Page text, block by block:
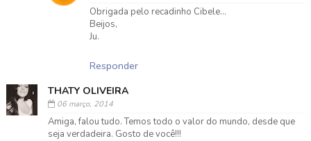
Obrigada pelo recadinho Cibele...
Beijos,
Ju.
Responder
THATY OLIVEIRA
06 março, 2014
Amiga, falou tudo. Temos todo o valor do mundo, desde que
seja verdadeira. Gosto de você!!!